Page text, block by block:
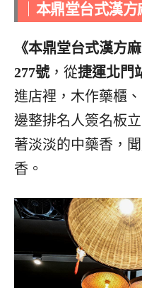
本鼎堂台式漢方
《本鼎堂台式漢方麻
277號，從捷運北門
進店裡，木作藥櫃
邊整排名人簽名板
著淡淡的中藥香，
香。